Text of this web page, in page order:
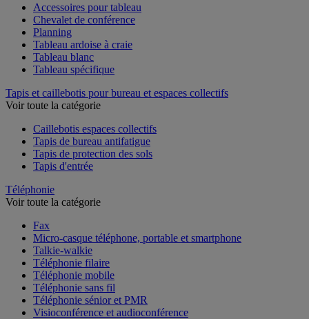
Accessoires pour tableau
Chevalet de conférence
Planning
Tableau ardoise à craie
Tableau blanc
Tableau spécifique
Tapis et caillebotis pour bureau et espaces collectifs
Voir toute la catégorie
Caillebotis espaces collectifs
Tapis de bureau antifatigue
Tapis de protection des sols
Tapis d'entrée
Téléphonie
Voir toute la catégorie
Fax
Micro-casque téléphone, portable et smartphone
Talkie-walkie
Téléphonie filaire
Téléphonie mobile
Téléphonie sans fil
Téléphonie sénior et PMR
Visioconférence et audioconférence